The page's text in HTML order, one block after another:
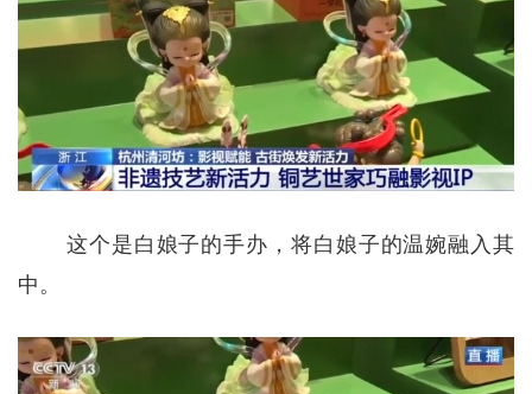
这个是白娘子的手办，将白娘子的温婉融入其
中。